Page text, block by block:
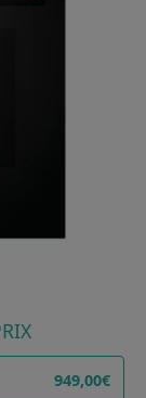
949,00€